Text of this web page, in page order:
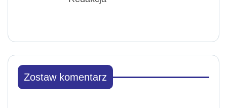
Zostaw komentarz